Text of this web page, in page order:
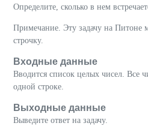
Определите, сколько в нем
Примечание. Эту задачу на Питоне
строчку.
Входные данные
Вводится список целых чисел. Все
одной строке.
Выходные данные
Выведите ответ на задачу.